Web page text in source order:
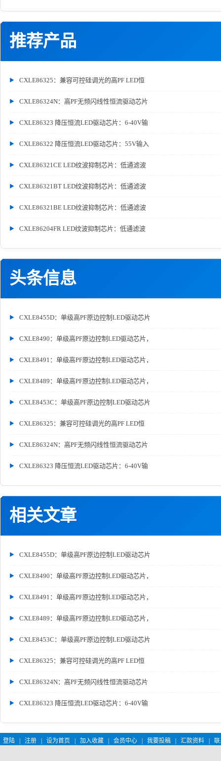
推荐产品
CXLE86325：兼容可控硅调光的高PF LED恒
CXLE86324N：高PF无频闪线性恒流驱动芯片
CXLE86323 降压恒流LED驱动芯片：6-40V输
CXLE86322 降压恒流LED驱动芯片：55V输入
CXLE86321CE LED纹波抑制芯片：低通滤波
CXLE86321BT LED纹波抑制芯片：低通滤波
CXLE86321BE LED纹波抑制芯片：低通滤波
CXLE86204FR LED纹波抑制芯片：低通滤波
头条信息
CXLE8455D：单级高PF原边控制LED驱动芯片
CXLE8490：单级高PF原边控制LED驱动芯片，
CXLE8491：单级高PF原边控制LED驱动芯片，
CXLE8489：单级高PF原边控制LED驱动芯片，
CXLE8453C：单级高PF原边控制LED驱动芯片
CXLE86325：兼容可控硅调光的高PF LED恒
CXLE86324N：高PF无频闪线性恒流驱动芯片
CXLE86323 降压恒流LED驱动芯片：6-40V输
相关文章
CXLE8455D：单级高PF原边控制LED驱动芯片
CXLE8490：单级高PF原边控制LED驱动芯片，
CXLE8491：单级高PF原边控制LED驱动芯片，
CXLE8489：单级高PF原边控制LED驱动芯片，
CXLE8453C：单级高PF原边控制LED驱动芯片
CXLE86325：兼容可控硅调光的高PF LED恒
CXLE86324N：高PF无频闪线性恒流驱动芯片
CXLE86323 降压恒流LED驱动芯片：6-40V输
登陆 注册 设为首页 加入收藏 会员中心 我要投稿 汇款资料